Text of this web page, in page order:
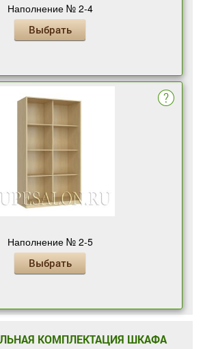
Наполнение № 2-4
Выбрать
Наполнение № 2-5
Выбрать
КОМПЛЕКТАЦИЯ ШКАФА